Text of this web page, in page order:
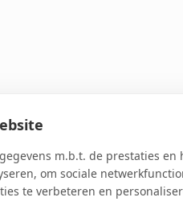
m.b.t. de prestaties en
om sociale
te verbeteren en